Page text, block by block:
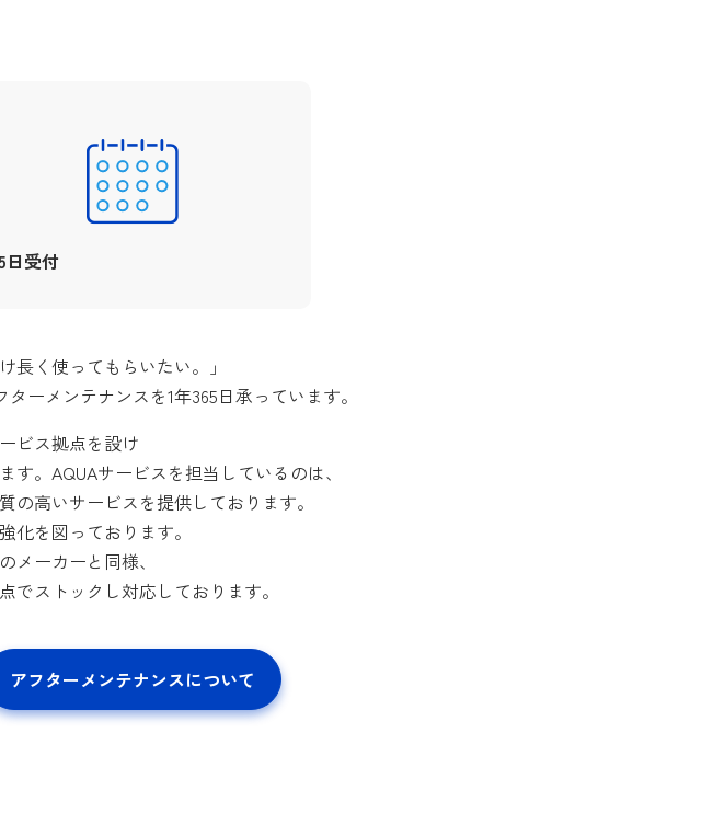
日受付
長く使ってもらいたい。」
ーメンテナンスを1年365日承っています。
ビス拠点を設け
。AQUAサービスを担当しているのは、
高いサービスを提供しております。
化を図っております。
ーカーと同様、
ストックし対応しております。
アフターメンテナンスについて